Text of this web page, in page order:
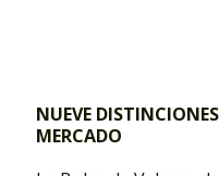
NUEVE
MERCADO